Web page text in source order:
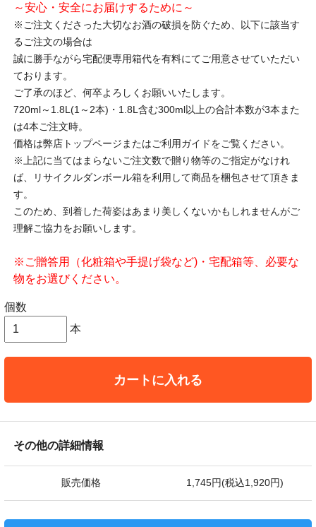
～安心・安全にお届けするために～
※ご注文くださった大切なお酒の破損を防ぐため、以下に該当す
るご注文の場合は
誠に勝手ながら宅配便専用箱代を有料にてご用意させていただい
ております。
ご了承のほど、何卒よろしくお願いいたします。
720ml～1.8L(1～2本)・1.8L含む300ml以上の合計本数が3本また
は4本ご注文時。
価格は弊店トップページまたはご利用ガイドをご覧ください。
※上記に当てはまらないご注文数で贈り物等のご指定がなけれ
ば、リサイクルダンボール箱を利用して商品を梱包させて頂きま
す。
このため、到着した荷姿はあまり美しくないかもしれませんがご
理解ご協力をお願いします。
※ご贈答用（化粧箱や手提げ袋など)・宅配箱等、必要な
物をお選びください。
個数
本
カートに入れる
その他の詳細情報
販売価格 1,745円(税込1,920円)